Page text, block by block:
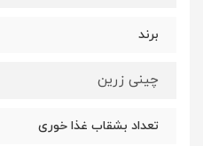
برند
چینی زرین
تعداد بشقاب غذا خوری